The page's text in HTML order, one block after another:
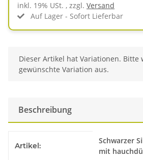
inkl. 19% USt. , zzgl. Versand
Auf Lager - Sofort Lieferbar
x
Dieser Artikel hat Variationen. Bitte
gewünschte Variation aus.
Beschreibung
Artikel:
Schwarzer
mit